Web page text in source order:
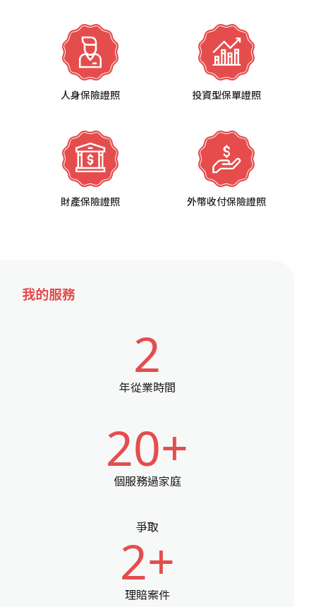
人身保險證照 投資型保單證照
財產保險證照 外幣收付保險證照
我的服務
2
年從業時間
20+
個服務過家庭
爭取
2+
理賠案件